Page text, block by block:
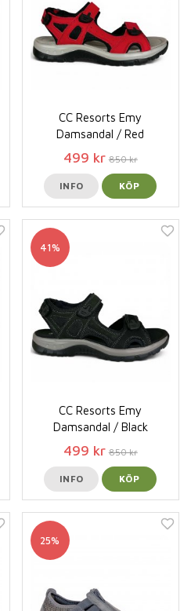
CC Resorts Emy
Damsandal / Red
499 kr 850 kr
INFO KÖP
41%
CC Resorts Emy
Damsandal / Black
499 kr 850 kr
INFO KÖP
25%